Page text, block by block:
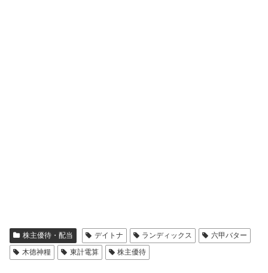
株主優待・配当 デイトナ ランディックス
六甲バター
木徳神糧
東計電算 株主優待